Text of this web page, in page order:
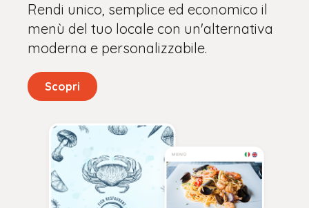
Rendi unico, semplice ed economico il
menù del tuo locale con un'alternativa
moderna e personalizzabile.
Scopri